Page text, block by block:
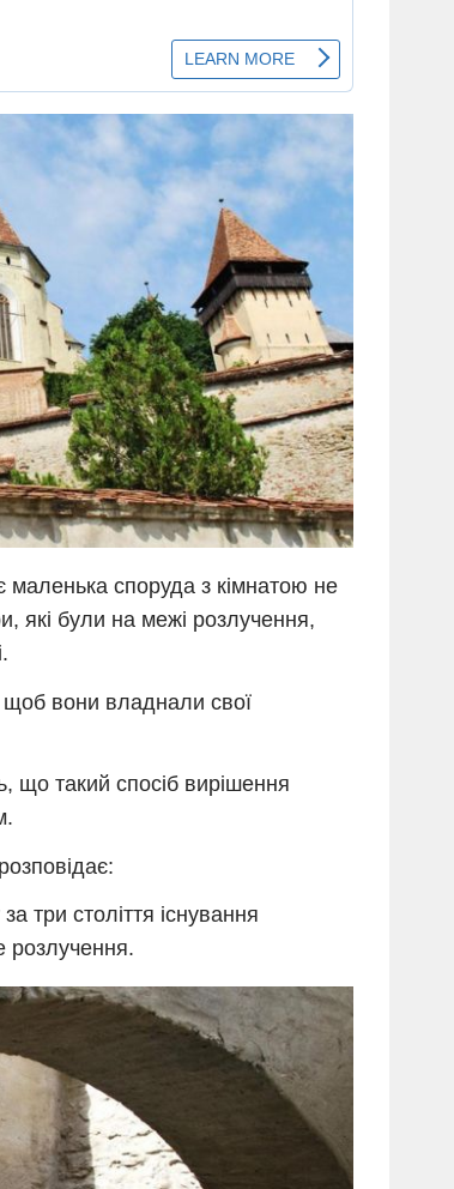
маленька споруда з кімнатою не
які були на межі розлучення,
щоб вони владнали свої
що такий спосіб вирішення
три століття існування
розлучення.